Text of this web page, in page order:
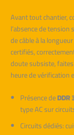
Avant tout chantier,
l’absence de
de câble à la
certifiés,
doute subsiste,
heure de vérification
Présence deDDR
type AC sur
Circuits dédiés: